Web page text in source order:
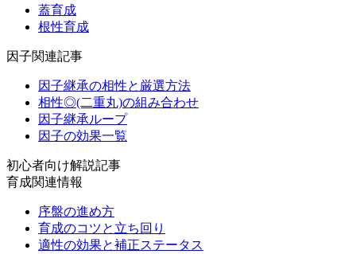
蓋育成
根性育成
因子関連記事
因子継承の相性と厳選方法
相性◎(二重丸)の組み合わせ
因子継承ループ
因子の効果一覧
初心者向け解説記事
育成関連情報
序盤の進め方
育成のコツと立ち回り
適性の効果と補正ステータス